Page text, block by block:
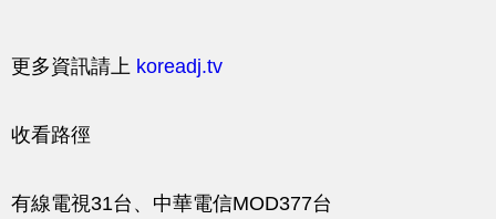
更多資訊請上 koreadj.tv
收看路徑
有線電視31台、中華電信MOD377台